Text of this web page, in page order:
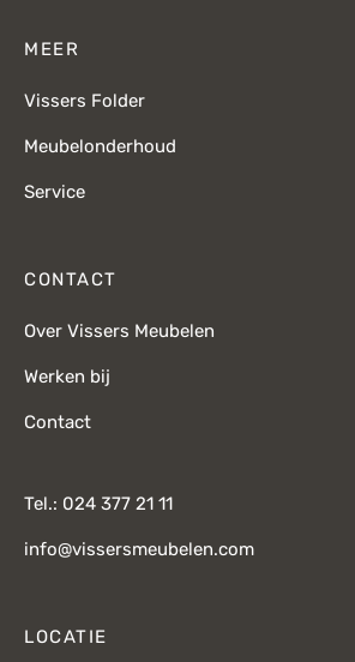
MEER
Vissers Folder
Meubelonderhoud
Service
CONTACT
Over Vissers Meubelen
Werken bij
Contact
Tel.: 024 377 21 11
info@vissersmeubelen.com
LOCATIE